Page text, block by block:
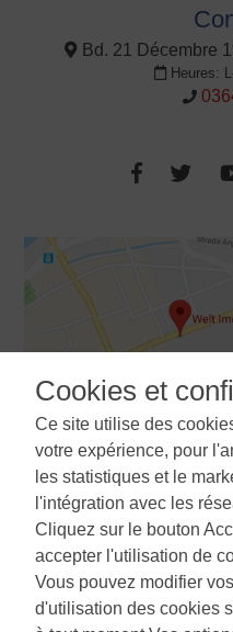
Bd. 21 Décembre
Heures:
Termes et conditions
d'utilisation des cookies
Cookies et
Ce site utilise des
votre expérience, pour
les statistiques et le
l'intégration avec les
Cliquez sur le bouton
accepter l'utilisation de
Vous pouvez modifier
d'utilisation des cookies